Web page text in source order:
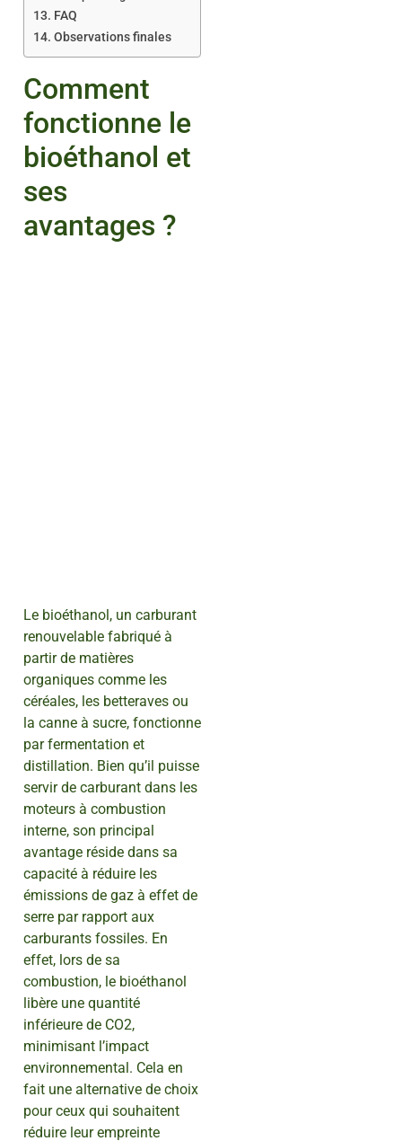
FAQ
Observations finales
Comment
fonctionne le
bioéthanol et
ses
avantages ?
Le bioéthanol, un carburant
renouvelable fabriqué à
partir de matières
organiques comme les
céréales, les betteraves ou
la canne à sucre, fonctionne
par fermentation et
distillation. Bien qu’il puisse
servir de carburant dans les
moteurs à combustion
interne, son principal
avantage réside dans sa
capacité à réduire les
émissions de gaz à effet de
serre par rapport aux
carburants fossiles. En
effet, lors de sa
combustion, le bioéthanol
libère une quantité
inférieure de CO2,
minimisant l’impact
environnemental. Cela en
fait une alternative de choix
pour ceux qui souhaitent
réduire leur empreinte